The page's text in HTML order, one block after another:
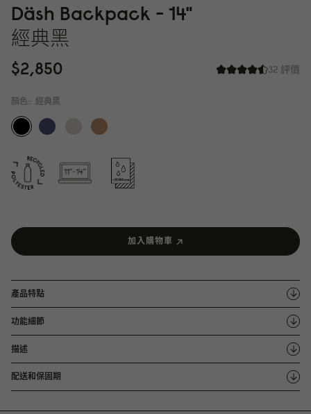
Däsh Backpack - 14"
經典黑
32 評價
$2,850
顏色:: 經典黑
加入購物車
產品特點
功能細節
描述
配送和保固期